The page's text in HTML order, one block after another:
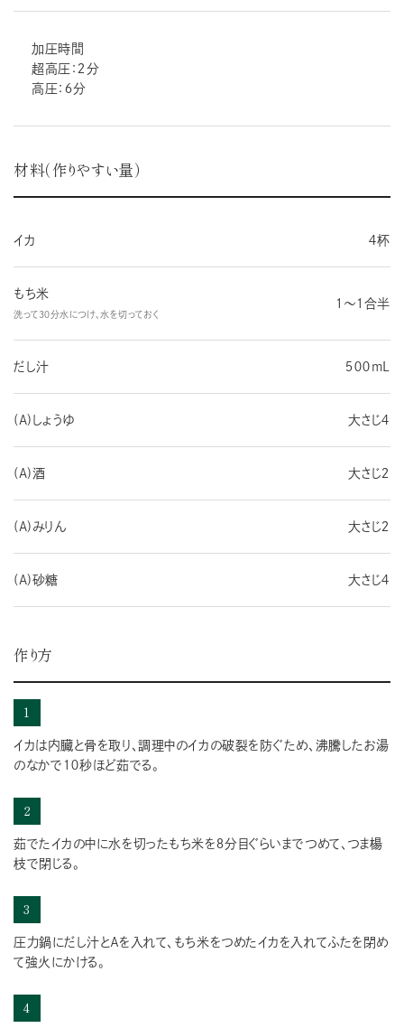
加圧時間
超高圧：２分
高圧：６分
材料（作りやすい量）
イカ ４杯
もち米
洗って３０分水につけ、水を切っておく
１～１合半
だし汁 ５００mL
(A)しょうゆ 大さじ４
(A)酒 大さじ２
(A)みりん 大さじ２
(A)砂糖 大さじ４
作り方
1
イカは内臓と骨を取り、調理中のイカの破裂を防ぐため、沸騰したお湯
のなかで１０秒ほど茹でる。
2
茹でたイカの中に水を切ったもち米を８分目ぐらいまでつめて、つま楊
枝で閉じる。
3
圧力鍋にだし汁とＡを入れて、もち米をつめたイカを入れてふたを閉め
て強火にかける。
4